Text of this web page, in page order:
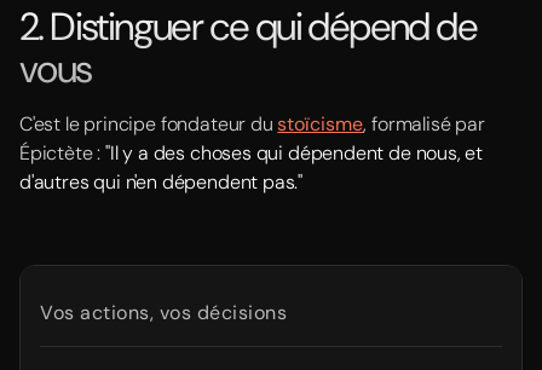
2. Distinguer ce qui dépend de
vous
C'est le principe fondateur dustoïcisme, formalisé par
Épictète :"Il y a des choses qui dépendent de nous, et
d'autres qui n'en dépendent pas."
Vos actions, vos décisions